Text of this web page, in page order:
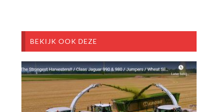
BEKIJK OOK DEZE